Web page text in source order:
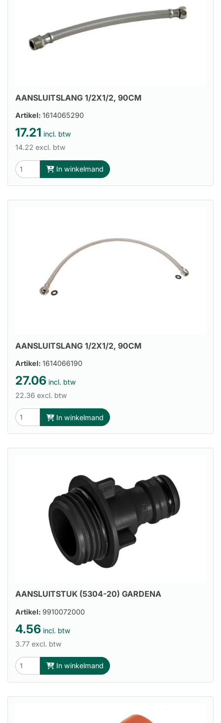
AANSLUITSLANG 1/2X1/2, 90CM
Artikel: 1614065290
17.21 incl. btw
14.22 excl. btw
In winkelmand
AANSLUITSLANG 1/2X1/2, 90CM
Artikel: 1614066190
27.06 incl. btw
22.36 excl. btw
In winkelmand
AANSLUITSTUK (5304-20) GARDENA
Artikel: 9910072000
4.56 incl. btw
3.77 excl. btw
In winkelmand